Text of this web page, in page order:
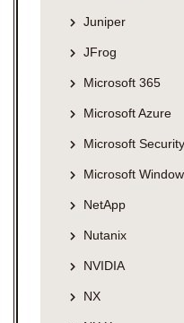
Juniper
JFrog
Microsoft 365
Microsoft Azure
Microsoft Security
Microsoft
NetApp
Nutanix
NVIDIA
NX